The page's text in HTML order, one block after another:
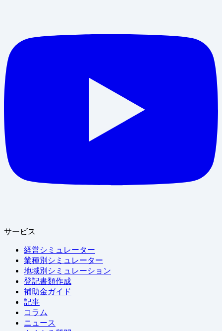
サービス
経営シミュレーター
業種別シミュレーター
地域別シミュレーション
登記書類作成
補助金ガイド
記事
コラム
ニュース